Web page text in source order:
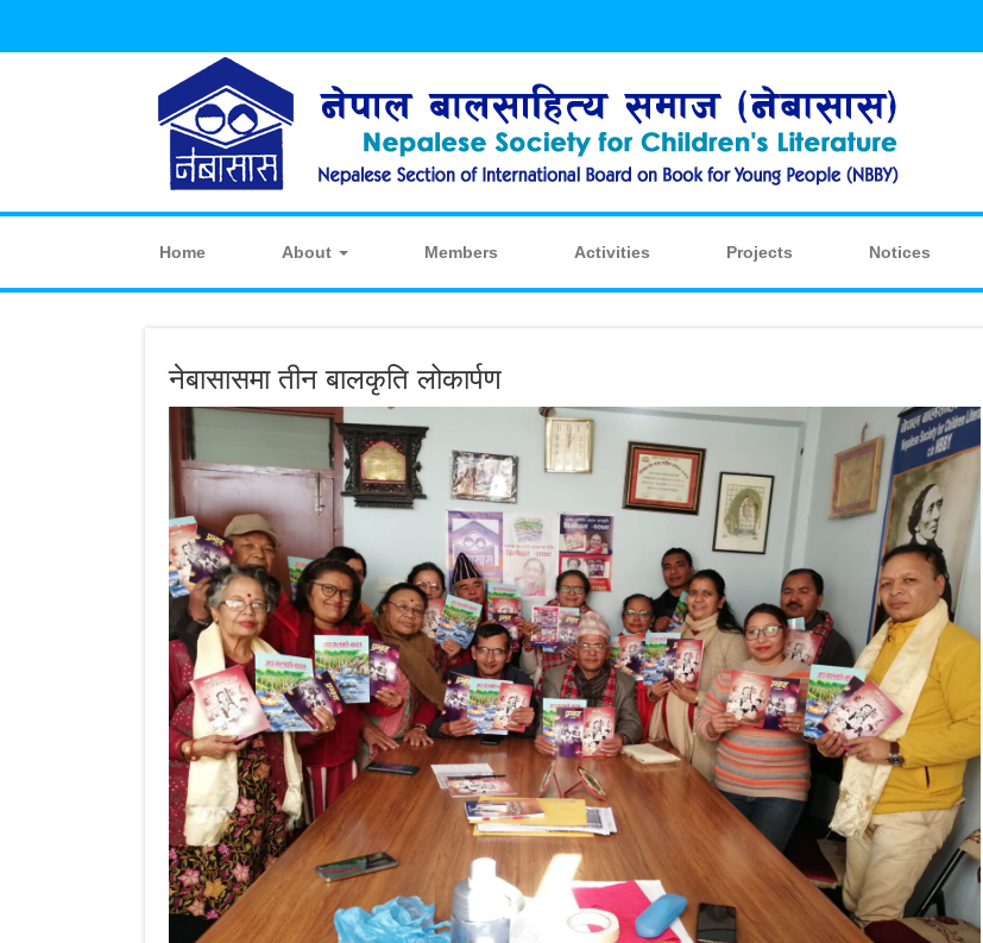
Home About Members Activities Projects Notices
नेबासासमा तीन बालकृति लोकार्पण